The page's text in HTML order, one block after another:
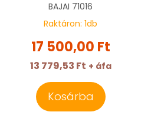
BAJAI 71016
Raktáron: 1db
17 500,00 Ft
13 779,53 Ft + áfa
Kosárba